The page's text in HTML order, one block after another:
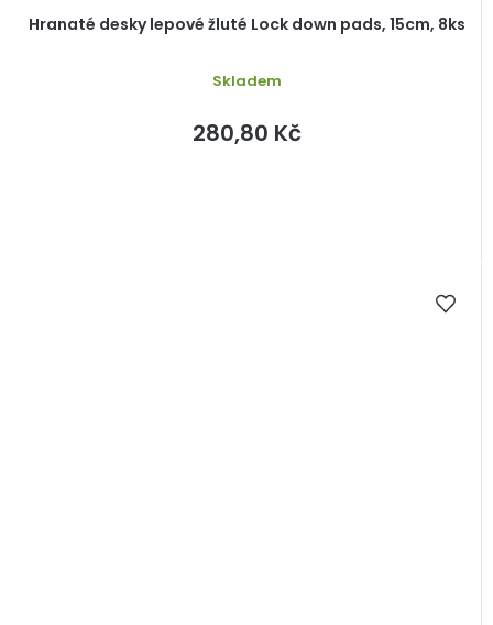
Hranaté desky lepové žluté Lock down pads, 15cm, 8ks
Skladem
280,80 Kč